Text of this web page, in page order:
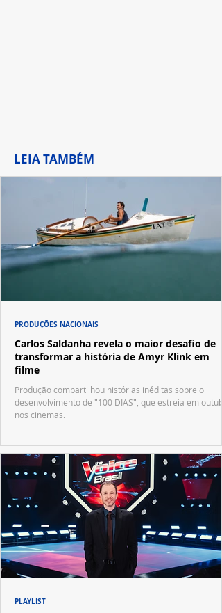
LEIA TAMBÉM
Carlos Saldanha revela o maior desafio de
transformar a história de Amyr Klink em
filme
Produção compartilhou histórias inéditas sobre o
desenvolvimento de "100 DIAS", que estreia em
nos cinemas.
PRODUÇÕES NACIONAIS
PLAYLIST